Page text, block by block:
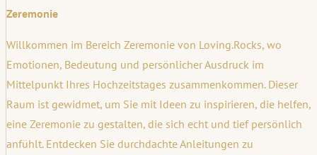
Zeremonie
Willkommen im Bereich Zeremonie von Loving.Rocks, wo
Emotionen, Bedeutung und persönlicher Ausdruck im
Mittelpunkt Ihres Hochzeitstages zusammenkommen. Dieser
Raum ist gewidmet, um Sie mit Ideen zu inspirieren, die helfen,
eine Zeremonie zu gestalten, die sich echt und tief persönlich
anfühlt. Entdecken Sie durchdachte Anleitungen zu